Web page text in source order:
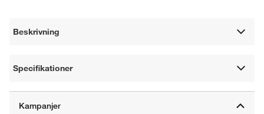
Beskrivning
Specifikationer